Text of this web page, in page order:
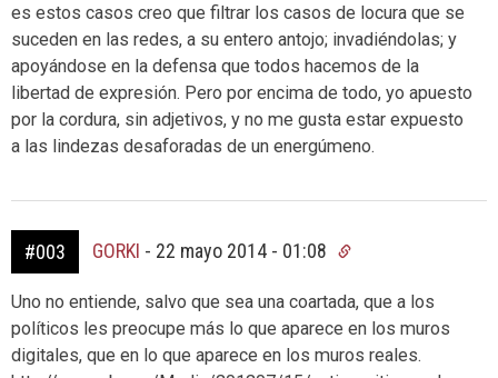
es estos casos creo que filtrar los casos de locura que se
suceden en las redes, a su entero antojo; invadiéndolas; y
apoyándose en la defensa que todos hacemos de la
libertad de expresión. Pero por encima de todo, yo apuesto
por la cordura, sin adjetivos, y no me gusta estar expuesto
a las lindezas desaforadas de un energúmeno.
#003 GORKI - 22 mayo 2014 - 01:08
Uno no entiende, salvo que sea una coartada, que a los
políticos les preocupe más lo que aparece en los muros
digitales, que en lo que aparece en los muros reales.